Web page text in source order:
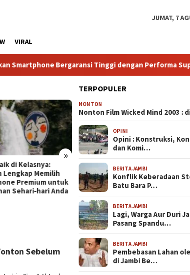
JUMAT, 7
VIRAL
Bergaransi Tinggi dengan Performa Super
»
Kameranya:
untuk Foto
Profesional di
Anda
HP Gaming 120 FPS: Pilihan
Terbaik untuk Pengalaman
Gaming Super Halus dan
Tanpa Lag
Sebelum
TERPOPULER
NONTON
Nonton Film Wicked Mind 2003 :
OPINI
Opini : Konstruksi,
dan Komi…
BERITA JAMBI
Konflik Keberadaan
Batu Bara P…
BERITA JAMBI
Lagi, Warga Aur Duri
Pasang Spandu…
BERITA JAMBI
Pembebasan Lahan
di Jambi Be…